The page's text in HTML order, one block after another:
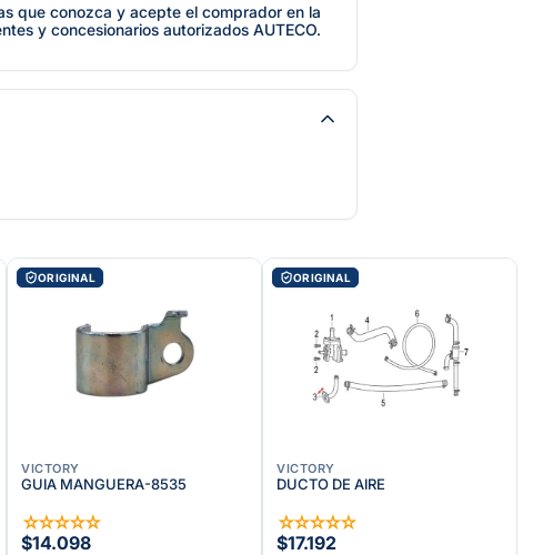
que conozca y acepte el comprador en la
y concesionarios autorizados AUTECO.
ORIGINAL
VICTORY
GUIA MANGUERA-8535
☆☆☆☆☆
$14.098
ORIGINAL
VICTORY
DUCTO DE AIRE
☆☆☆☆☆
$17.192